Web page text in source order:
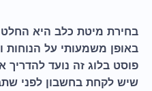
בחירת מיטת כלב היא
באופן משמעותי על הנוחות
פוסט בלוג זה נועד להדריך
שיש לקחת בחשבון לפני